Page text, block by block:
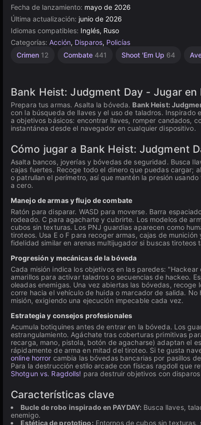
Fecha de lanzamiento: mayo de 2026
Última actualización: junio de 2026
Idiomas compatibles: Inglés, Ruso
Categorías: Acción, Disparos, Policías
Crimen 12 Combate 441 Shoot 'Em Up 64
Bank Heist: Judgment Day - Jugar en
Prepara tus armas. Asalta la bóveda. Bank Heist:
con la búsqueda de llaves y el uso de taladros. Inspirado
a objetivos básicos: encontrar llaves, romper candados,
instantánea desde el navegador en cualquier dispositivo.
Cómo jugar a Bank Heist: Judgment
Asalta bancos, joyerías y bóvedas de seguridad. Busca
cajas fuertes. Recoge todo el dinero que puedas cargar;
o patrullan el perímetro, así que mantén la presión
a cero.
Manejo de armas y flujo de combate
Ratón para disparar. WASD para moverse. Barra
rodeado. C para agacharte y cubrirte. Los modelos de
cubos sin texturas. Los PNJ guardias aparecen como
tiroteos. Usa E o F para recoger armas, cajas de munición
fidelidad similar en arenas multijugador si buscas
Progresión y mecánicas de la bóveda
Cada misión indica los objetivos en las paredes:
amarillos para activar taladros o secuencias de hackeo.
oleadas enemigas. Una vez abiertas las bóvedas,
corre hacia el vehículo de huida o marcador de salida. No
misión, exigiendo una ejecución impecable cada vez.
Estrategia y consejos profesionales
Acumula botiquines antes de entrar en la bóveda. Los
estrangulamiento. Agáchate tras coberturas primitivas
recarga, mano, pistola, botón de agacharse) adaptan el
rápidamente de arma en mitad del tiroteo. Si te gusta
online horror cambia las bóvedas bancarias por pasillos
Para la destrucción estilo arcade con físicas ragdoll que
Shotgun vs. Ragdolls! para destruir objetivos con
Características clave
Bucle de robo inspirado en PAYDAY: Busca llaves,
enemigo.
Estética de prototipo: Entornos de cubos sin